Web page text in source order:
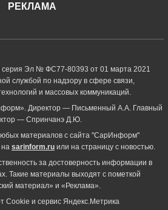
РЕКЛАМА
серия Эл № ФС77-80393 от 01 марта 2021
службой по надзору в сфере связи,
и массовых коммуникаций.
Директор — Письменный А.А. Главный
— Спринчанэ Д.Ю.
материалов с сайта "СарИнформ"
на sarinform.ru или на страницу с новостью.
за достоверность информации в
Такие материалы выходят с пометкой
материал» и «Реклама».
Cookie и сервиc Яндекс.Метрика